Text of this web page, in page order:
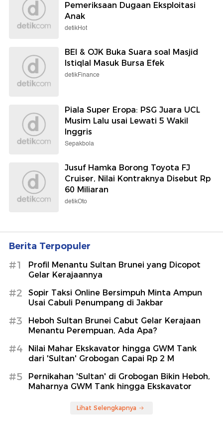
Pemeriksaan Dugaan Eksploitasi
Anak
detikHot
BEI & OJK Buka Suara soal Masjid
Istiqlal Masuk Bursa Efek
detikFinance
Piala Super Eropa: PSG Juara UCL
Musim Lalu usai Lewati 5 Wakil
Inggris
Sepakbola
Jusuf Hamka Borong Toyota FJ
Cruiser, Nilai Kontraknya Disebut Rp
60 Miliaran
detikOto
Berita Terpopuler
#1
Profil Menantu Sultan Brunei yang Dicopot
Gelar Kerajaannya
#2
Sopir Taksi Online Bersimpuh Minta Ampun
Usai Cabuli Penumpang di Jakbar
#3
Heboh Sultan Brunei Cabut Gelar Kerajaan
Menantu Perempuan, Ada Apa?
#4
Nilai Mahar Ekskavator hingga GWM Tank
dari 'Sultan' Grobogan Capai Rp 2 M
#5
Pernikahan 'Sultan' di Grobogan Bikin Heboh,
Maharnya GWM Tank hingga Ekskavator
Lihat Selengkapnya